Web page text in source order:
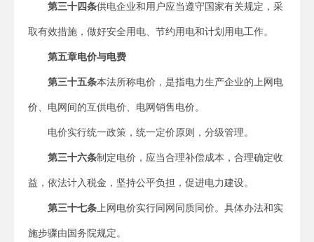
第三十四条供电企业和用户应当遵守国家有关规定，采
取有效措施，做好安全用电、节约用电和计划用电工作。
第五章电价与电费
第三十五条本法所称电价，是指电力生产企业的上网电
价、电网间的互供电价、电网销售电价。
电价实行统一政策，统一定价原则，分级管理。
第三十六条制定电价，应当合理补偿成本，合理确定收
益，依法计入税金，坚持公平负担，促进电力建设。
第三十七条 上网电价实行同网同质同价。具体办法和实
施步骤由国务院规定。